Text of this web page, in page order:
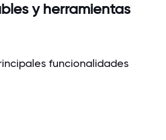
y herramientas
funcionalidades